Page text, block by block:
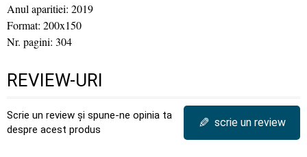
Anul aparitiei: 2019
Format: 200x150
Nr. pagini: 304
REVIEW-URI
Scrie un review și spune-ne opinia ta
despre acest produs
✎ scrie un review